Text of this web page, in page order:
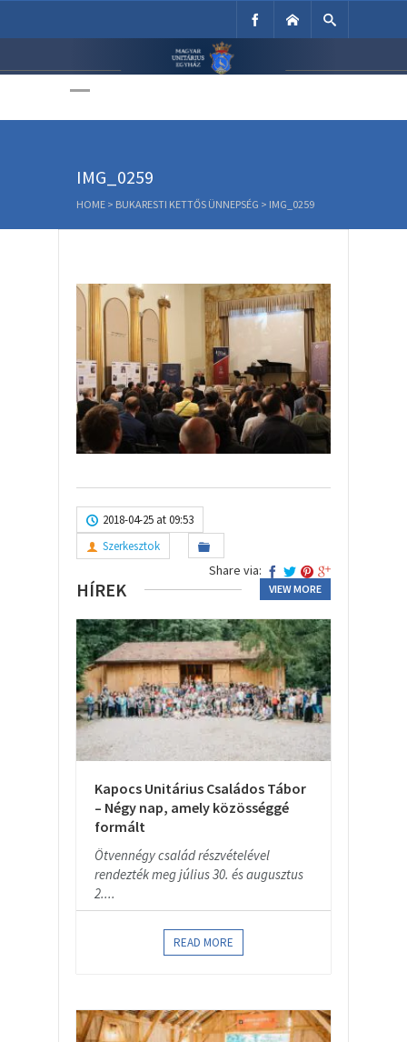
Unitárius Egyház
IMG_0259
HOME > BUKARESTI KETTŐS ÜNNEPSÉG > IMG_0259
2018-04-25 at 09:53
Szerkesztok
Share via:
HÍREK VIEW MORE
Kapocs Unitárius Családos Tábor
– Négy nap, amely közösséggé
formált
Ötvennégy család részvételével
rendezték meg július 30. és augusztus
2....
READ MORE